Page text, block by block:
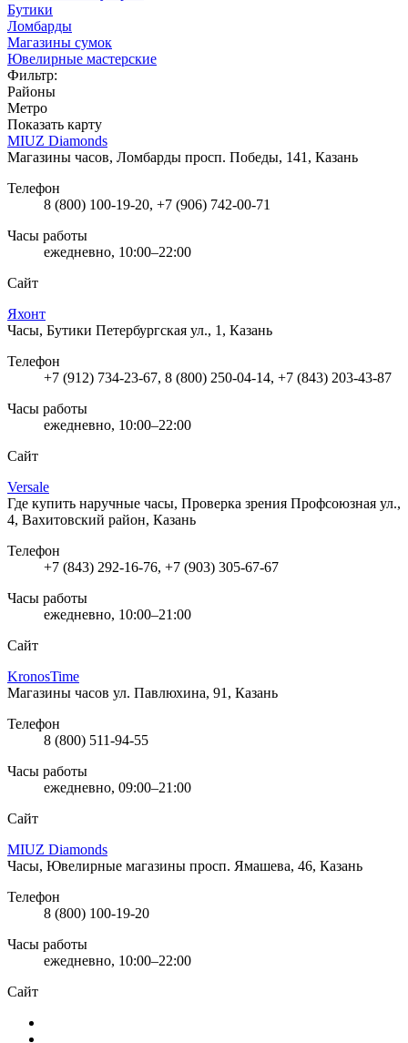
Бутики
Ломбарды
Магазины сумок
Ювелирные мастерские
Фильтр:
Районы
Метро
Показать карту
MIUZ Diamonds
Магазины часов, Ломбарды просп. Победы, 141, Казань
Телефон
8 (800) 100-19-20, +7 (906) 742-00-71
Часы работы
ежедневно, 10:00–22:00
Сайт
Яхонт
Часы, Бутики Петербургская ул., 1, Казань
Телефон
+7 (912) 734-23-67, 8 (800) 250-04-14, +7 (843) 203-43-87
Часы работы
ежедневно, 10:00–22:00
Сайт
Versale
Где купить наручные часы, Проверка зрения Профсоюзная ул.,
4, Вахитовский район, Казань
Телефон
+7 (843) 292-16-76, +7 (903) 305-67-67
Часы работы
ежедневно, 10:00–21:00
Сайт
KronosTime
Магазины часов ул. Павлюхина, 91, Казань
Телефон
8 (800) 511-94-55
Часы работы
ежедневно, 09:00–21:00
Сайт
MIUZ Diamonds
Часы, Ювелирные магазины просп. Ямашева, 46, Казань
Телефон
8 (800) 100-19-20
Часы работы
ежедневно, 10:00–22:00
Сайт